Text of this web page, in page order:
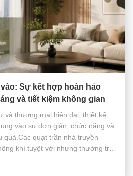
Sự kết hợp hoàn hảo
và tiết kiệm không gian
và thương mại hiện đại, thiết kế
vào sự đơn giản, chức năng và
quả.Các quạt trần nhà truyền
khí tuyệt vời nhưng thường trở